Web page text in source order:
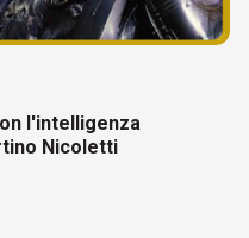
l'intelligenza
Nicoletti